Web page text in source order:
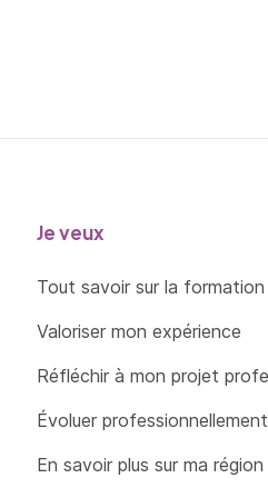
Je veux
Tout savoir sur la formation
Valoriser mon expérience
Réfléchir à mon projet
Évoluer professionnellement
En savoir plus sur ma région